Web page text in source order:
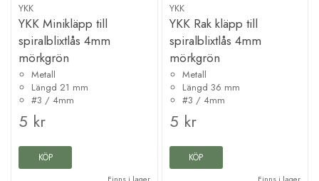
YKK
YKK Minikläpp till
spiralblixtlås 4mm
mörkgrön
Metall
Längd 21 mm
#3 / 4mm
5 kr
KÖP
Finns i lager
YKK
YKK Rak kläpp till
spiralblixtlås 4mm
mörkgrön
Metall
Längd 36 mm
#3 / 4mm
5 kr
KÖP
Finns i lager